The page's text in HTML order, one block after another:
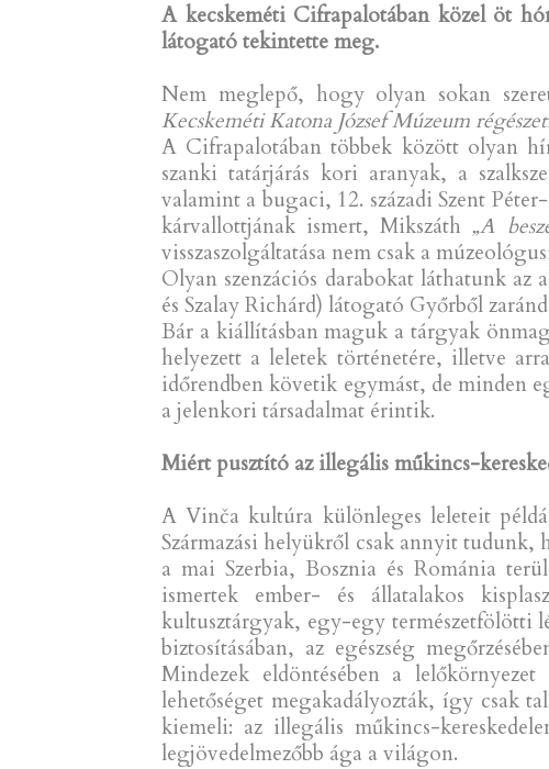
A kecskeméti Cifrapalotában közel öt
látogató tekintette meg.
Nem meglepő, hogy olyan sokan
Kecskeméti Katona József Múzeum
A Cifrapalotában többek között olyan
szanki tatárjárás kori aranyak, a
valamint a bugaci, 12. századi Szent
kárvallottjának ismert, Mikszáth„A
visszaszolgáltatása nem csak a
Olyan szenzációs darabokat láthatunk
és Szalay Richárd) látogató Győrből
Bár a kiállításban maguk a tárgyak
helyezett a leletek történetére, illetve
időrendben követik egymást, de minden
a jelenkori társadalmat érintik.
Miért pusztító az illegális műkincs-
A Vinča kultúra különleges leleteit
Származási helyükről csak annyit
a mai Szerbia, Bosznia és Románia
ismertek ember- és állatalakos
kultusztárgyak, egy-egy természetfölötti
biztosításában, az egészség
Mindezek eldöntésében a
lehetőséget megakadályozták, így csak
kiemeli: az illegális műkincs-
legjövedelmezőbb ága a világon.